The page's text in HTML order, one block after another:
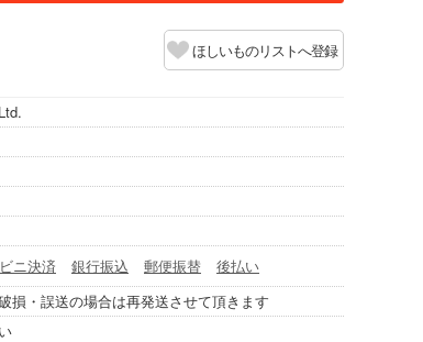
ほしいものリストへ登録
ニ決済 銀行振込 郵便振替
後払い
損・誤送の場合は再発送させて頂きます